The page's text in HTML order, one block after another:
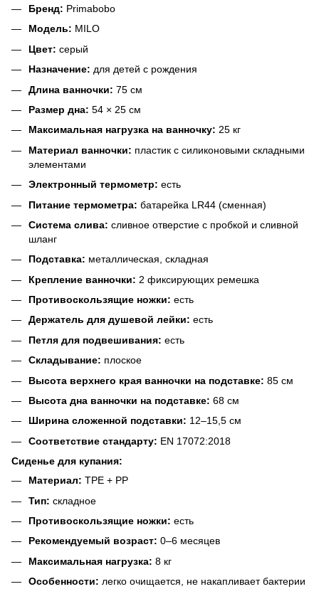
Бренд: Primabobo
Модель: MILO
Цвет: серый
Назначение: для детей с рождения
Длина ванночки: 75 см
Размер дна: 54 × 25 см
Максимальная нагрузка на ванночку: 25 кг
Материал ванночки: пластик с силиконовыми складными
элементами
Электронный термометр: есть
Питание термометра: батарейка LR44 (сменная)
Система слива: сливное отверстие с пробкой и сливной
шланг
Подставка: металлическая, складная
Крепление ванночки: 2 фиксирующих ремешка
Противоскользящие ножки: есть
Держатель для душевой лейки: есть
Петля для подвешивания: есть
Складывание: плоское
Высота верхнего края ванночки на подставке: 85 см
Высота дна ванночки на подставке: 68 см
Ширина сложенной подставки: 12–15,5 см
Соответствие стандарту: EN 17072:2018
Сиденье для купания:
Материал: TPE + PP
Тип: складное
Противоскользящие ножки: есть
Рекомендуемый возраст: 0–6 месяцев
Максимальная нагрузка: 8 кг
Особенности: легко очищается, не накапливает бактерии